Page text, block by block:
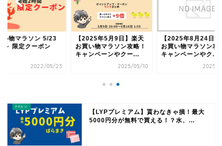
い物マラソン 5/23
～ 限定クーポン
2022/05/23
【2025年5月9日】楽天
お買い物マラソン攻略！
キャンペーンやクー...
2025/05/10
【2025年8月24日
お買い物マラソン攻
キャンペーンやク...
2025/
【LYPプレミアム】貰わなきゃ損！最大
5000円分が無料で買える！？水、...